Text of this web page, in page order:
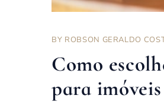
BY ROBSON GERALDO
Como
para